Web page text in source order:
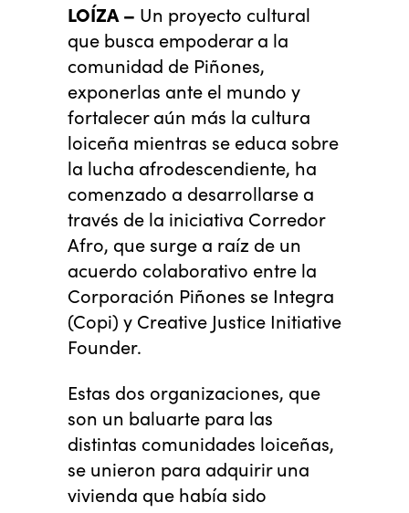
LOÍZA – Un proyecto cultural
que busca empoderar a la
comunidad de Piñones,
exponerlas ante el mundo y
fortalecer aún más la cultura
loiceña mientras se educa sobre
la lucha afrodescendiente, ha
comenzado a desarrollarse a
través de la iniciativa Corredor
Afro, que surge a raíz de un
acuerdo colaborativo entre la
Corporación Piñones se Integra
(Copi) y Creative Justice Initiative
Founder.
Estas dos organizaciones, que
son un baluarte para las
distintas comunidades loiceñas,
se unieron para adquirir una
vivienda que había sido